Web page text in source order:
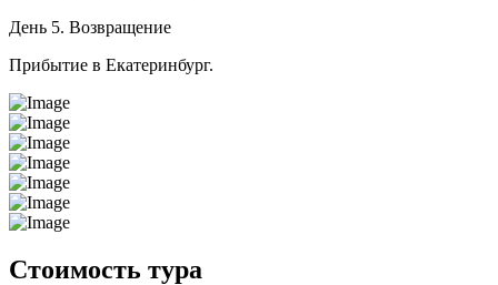
День 5. Возвращение
Прибытие в Екатеринбург.
Стоимость тура